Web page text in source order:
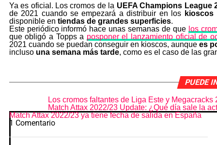
Ya es oficial. Los cromos de la UEFA Champions League
de 2021 cuando se empezará a distribuir en los kioscos
disponible en tiendas de grandes superficies.
Este periódico informó hace unas semanas de que los
que obligó a Topps a posponer el lanzamiento oficial de
2021 cuando se puedan conseguir en kioscos, aunque es
incluso una semana más tarde, como es el caso de las
PUEDE
Los cromos faltantes de Liga Este y
Match Attax 2022/23 Update: ¿Qué día sale la
Match Attax 2022/23 ya tiene fecha de salida en España
1 Comentario